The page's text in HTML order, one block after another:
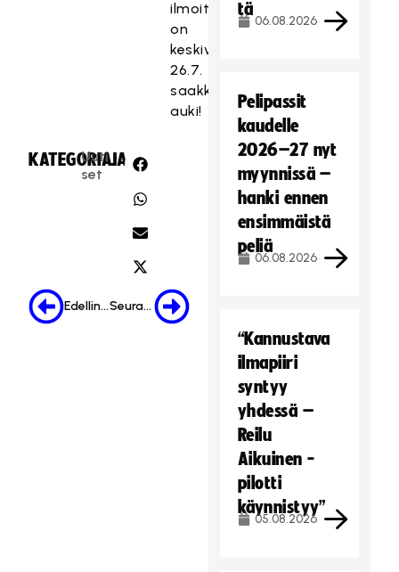
ilmoittautuminen
on
keskiviikkoon
26.7.
saakka
auki!
KATEGORIA:
Uuti
set
JAA:
Edellinen Seuraava
tä
06.08.2026
Pelipassit
kaudelle
2026–27 nyt
myynnissä –
hanki ennen
ensimmäistä
peliä
06.08.2026
“Kannustava
ilmapiiri
syntyy
yhdessä –
Reilu
Aikuinen -
pilotti
käynnistyy”
05.08.2026